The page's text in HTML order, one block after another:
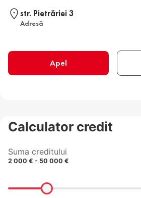
str. Pietrăriei 3
Adresă
Apel
Calculator credit
Suma creditului
2 000 € - 50 000 €